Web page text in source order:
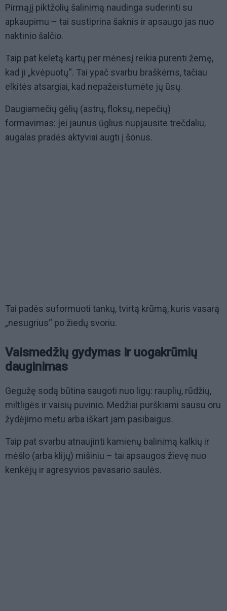
Pirmąjį piktžolių šalinimą naudinga suderinti su
apkaupimu – tai sustiprina šaknis ir apsaugo jas nuo
naktinio šalčio.
Taip pat keletą kartų per mėnesį reikia purenti žemę,
kad ji „kvėpuotų“. Tai ypač svarbu braškėms, tačiau
elkitės atsargiai, kad nepažeistumėte jų ūsų.
Daugiamečių gėlių (astrų, floksų, nepečių)
formavimas: jei jaunus ūglius nupjausite trečdaliu,
augalas pradės aktyviai augti į šonus.
Tai padės suformuoti tankų, tvirtą krūmą, kuris vasarą
„nesugrius“ po žiedų svoriu.
Vaismedžių gydymas ir uogakrūmių
dauginimas
Gegužę sodą būtina saugoti nuo ligų: rauplių, rūdžių,
miltligės ir vaisių puvinio. Medžiai purškiami sausu oru
žydėjimo metu arba iškart jam pasibaigus.
Taip pat svarbu atnaujinti kamienų balinimą kalkių ir
mėšlo (arba klijų) mišiniu – tai apsaugos žievę nuo
kenkėjų ir agresyvios pavasario saulės.